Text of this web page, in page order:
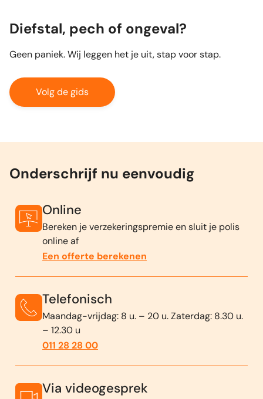
Diefstal, pech of ongeval?
Geen paniek. Wij leggen het je uit, stap voor stap.
Volg de gids
Onderschrijf nu eenvoudig
Online
Bereken je verzekeringspremie en sluit je polis
online af
Een offerte berekenen
Telefonisch
Maandag-vrijdag: 8 u. – 20 u. Zaterdag: 8.30 u.
– 12.30 u
011 28 28 00
Via videogesprek